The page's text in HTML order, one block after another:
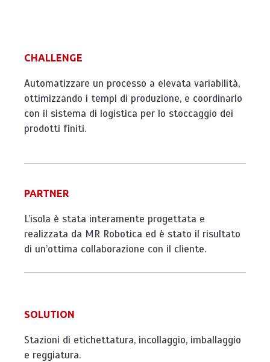
CHALLENGE
Automatizzare un processo a elevata variabilità,
ottimizzando i tempi di produzione, e coordinarlo
con il sistema di logistica per lo stoccaggio dei
prodotti finiti.
PARTNER
L’isola è stata interamente progettata e
realizzata da MR Robotica ed è stato il risultato
di un’ottima collaborazione con il cliente.
SOLUTION
Stazioni di etichettatura, incollaggio, imballaggio
e reggiatura.